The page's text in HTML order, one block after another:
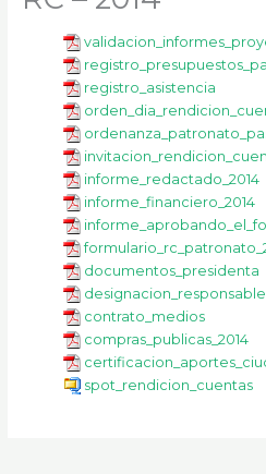
registro_asistencia
informe_redactado_2014
informe_financiero_2014
documentos_presidenta
designacion_responsable
contrato_medios
compras_publicas_2014
spot_rendicion_cuentas